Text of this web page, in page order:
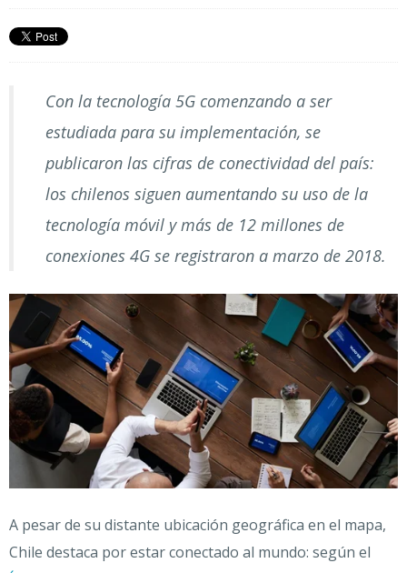
Con la tecnología 5G comenzando a ser
estudiada para su implementación, se
publicaron las cifras de conectividad del país:
los chilenos siguen aumentando su uso de la
tecnología móvil y más de 12 millones de
conexiones 4G se registraron a marzo de 2018.
A pesar de su distante ubicación geográfica en el mapa,
Chile destaca por estar conectado al mundo: según el